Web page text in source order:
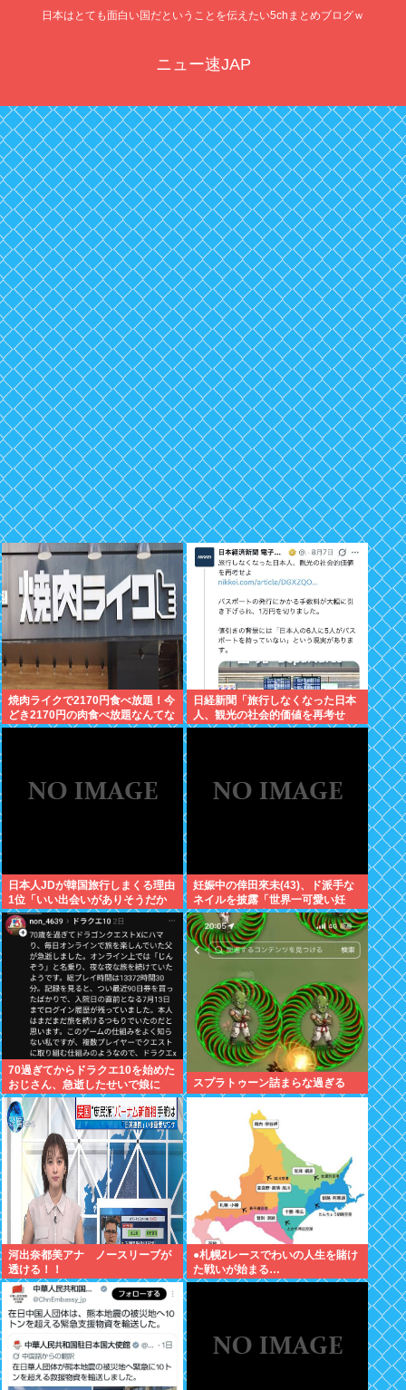
日本はとても面白い国だということを伝えたい5chまとめブログｗ
ニュー速JAP
焼肉ライクで2170円食べ放題！今
どき2170円の肉食べ放題なんてな
いぞ！
日経新聞「旅行しなくなった日本
人、観光の社会的価値を再考せ
よ」→炎上www
日本人JDが韓国旅行しまくる理由
1位「いい出会いがありそうだか
ら」
妊娠中の倖田來未(43)、ド派手な
ネイルを披露「世界一可愛い妊
婦」と称賛の声
70過ぎてからドラクエ10を始めた
おじさん、急逝したせいで娘に
色々開示されてしまう
スプラトゥーン詰まらな過ぎる
河出奈都美アナ ノースリーブが
透ける！！
●札幌2レースでわいの人生を賭け
た戦いが始まる…